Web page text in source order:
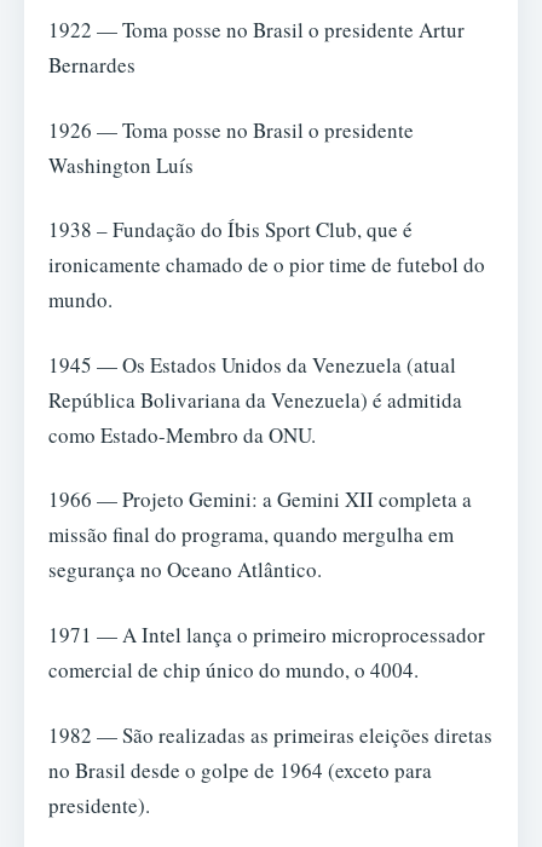
1922 — Toma posse no Brasil o presidente Artur
Bernardes
1926 — Toma posse no Brasil o presidente
Washington Luís
1938 – Fundação do Íbis Sport Club, que é
ironicamente chamado de o pior time de futebol do
mundo.
1945 — Os Estados Unidos da Venezuela (atual
República Bolivariana da Venezuela) é admitida
como Estado-Membro da ONU.
1966 — Projeto Gemini: a Gemini XII completa a
missão final do programa, quando mergulha em
segurança no Oceano Atlântico.
1971 — A Intel lança o primeiro microprocessador
comercial de chip único do mundo, o 4004.
1982 — São realizadas as primeiras eleições diretas
no Brasil desde o golpe de 1964 (exceto para
presidente).